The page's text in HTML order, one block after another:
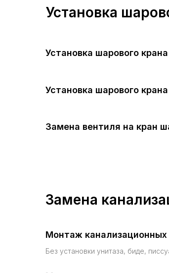
Установка
Установка шарового
Установка шарового крана
Замена вентиля на кран
Замена
Монтаж
Без установки унитаза, биде,